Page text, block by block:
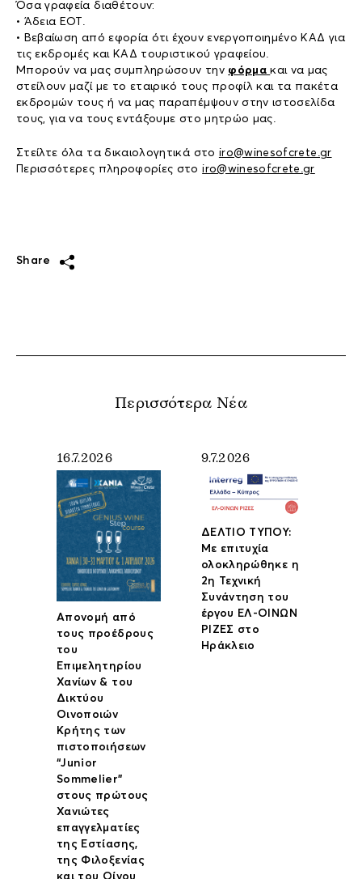
Όσα γραφεία διαθέτουν:
• Άδεια ΕΟΤ.
• Βεβαίωση από εφορία ότι έχουν ενεργοποιημένο ΚΑΔ για
τις εκδρομές και ΚΑΔ τουριστικού γραφείου.
Μπορούν να μας συμπληρώσουν την φόρμα και να μας
στείλουν μαζί με το εταιρικό τους προφίλ και τα πακέτα
εκδρομών τους ή να μας παραπέμψουν στην ιστοσελίδα
τους, για να τους εντάξουμε στο μητρώο μας.
Στείλτε όλα τα δικαιολογητικά στο iro@winesofcrete.gr
Περισσότερες πληροφορίες στοiro@winesofcrete.gr
Share
Περισσότερα Νέα
16.7.2026
Απονομή από
τους προέδρους
του
Επιμελητηρίου
Χανίων & του
Δικτύου
Οινοποιών
Κρήτης των
πιστοποιήσεων
“Junior
Sommelier”
στους πρώτους
Χανιώτες
επαγγελματίες
της Εστίασης,
της Φιλοξενίας
και του Οίνου
9.7.2026
ΔΕΛΤΙΟ ΤΥΠΟΥ:
Με επιτυχία
ολοκληρώθηκε η
2η Τεχνική
Συνάντηση του
έργου ΕΛ-ΟΙΝΩΝ
ΡΙΖΕΣ στο
Ηράκλειο